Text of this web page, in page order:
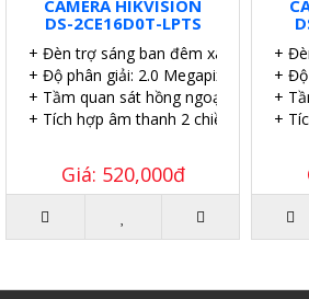
CAMERA HIKVISION
DS-2CE16D0T-LPTS
+ Đèn trợ sáng ban đêm xa 20 mét
+ Độ phân giải: 2.0 Megapixel.
+ Tầm quan sát hồng ngoại: 25 mét.
+ Tích hợp âm thanh 2 chiều.
Giá: 520,000đ
+
+ Độ
+
+